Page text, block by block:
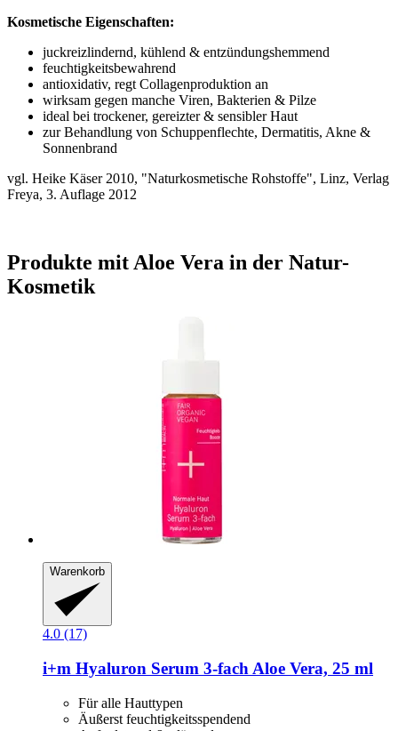
Kosmetische Eigenschaften:
juckreizlindernd, kühlend & entzündungshemmend
feuchtigkeitsbewahrend
antioxidativ, regt Collagenproduktion an
wirksam gegen manche Viren, Bakterien & Pilze
ideal bei trockener, gereizter & sensibler Haut
zur Behandlung von Schuppenflechte, Dermatitis, Akne &
Sonnenbrand
vgl. Heike Käser 2010, "Naturkosmetische Rohstoffe", Linz, Verlag
Freya, 3. Auflage 2012
Produkte mit Aloe Vera in der Natur-
Kosmetik
Warenkorb
4.0 (17)
i+m Hyaluron Serum 3-​fach Aloe Vera, 25 ml
Für alle Hauttypen
Äußerst feuchtigkeitsspendend